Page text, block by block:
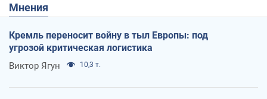
Мнения
Кремль переносит войну в тыл Европы: под
угрозой критическая логистика
Виктор Ягун 10,3 т.